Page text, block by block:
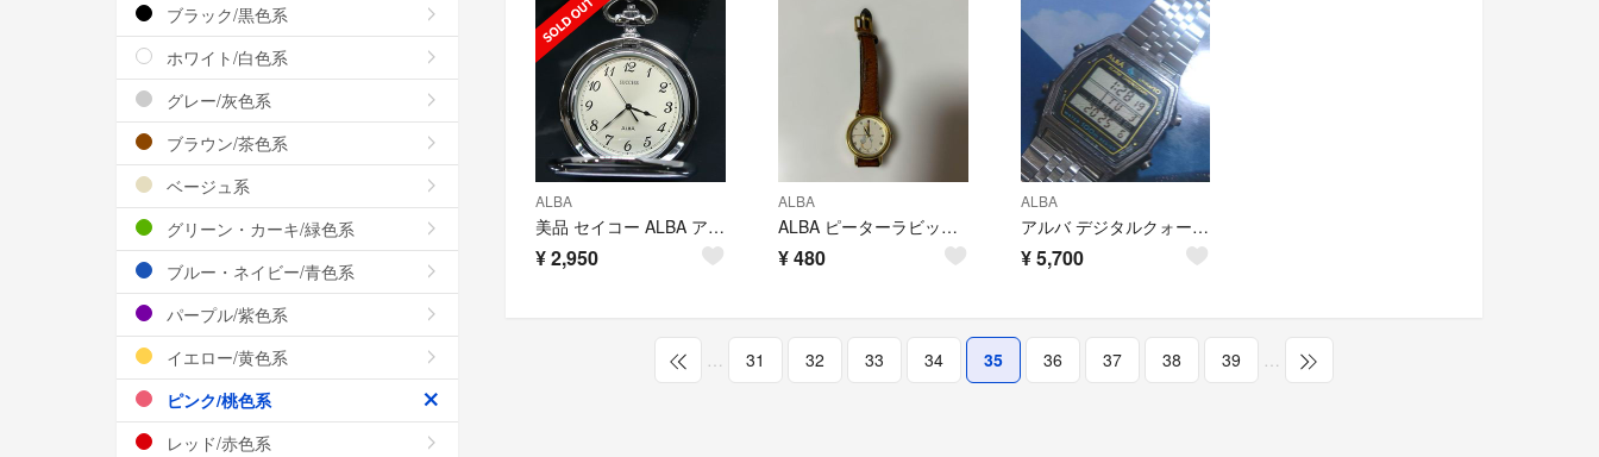
ALBA
美品 セイコー ALBA アルバ サクセス 懐中時計 V721-0A20 可動品
¥2,950
ALBA
ALBA ピーターラビット 腕時計 ジャンク
¥480
ALBA
アルバ デジタルクォーツ 電池交換済稼働品
¥5,700
… 31 32 33 34 35 36 37 38 39 …
ブラック/黒色系
ホワイト/白色系
グレー/灰色系
ブラウン/茶色系
ベージュ系
グリーン・カーキ/緑色系
ブルー・ネイビー/青色系
パープル/紫色系
イエロー/黄色系
ピンク/桃色系
レッド/赤色系